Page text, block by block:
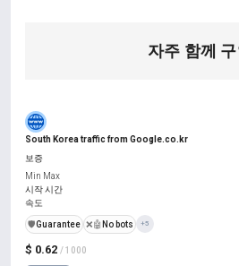
자주 함께
South Korea traffic from Google.co.kr
$ 0.62 / 1000
보증
Min Max
시작 시간
속도
️🛡️Guarantee ❌🤖 No bots +5